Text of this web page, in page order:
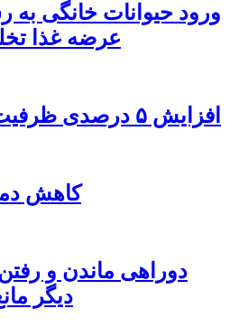
ورود حیوانات خانگی به
عرضه غذا
افزایش ۵ درصدی ظرفیت قطارهای اربعین
کاهش
دوراهی ماندن و
دیگر